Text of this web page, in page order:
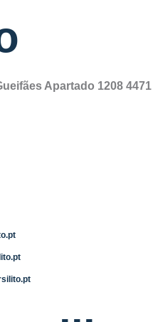
Apartado 1208 4471